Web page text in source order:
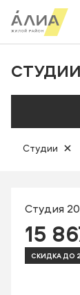
TELEGRAM
СТУДИИ
Студии
Студии
Студия
15
СКИДКА ДО